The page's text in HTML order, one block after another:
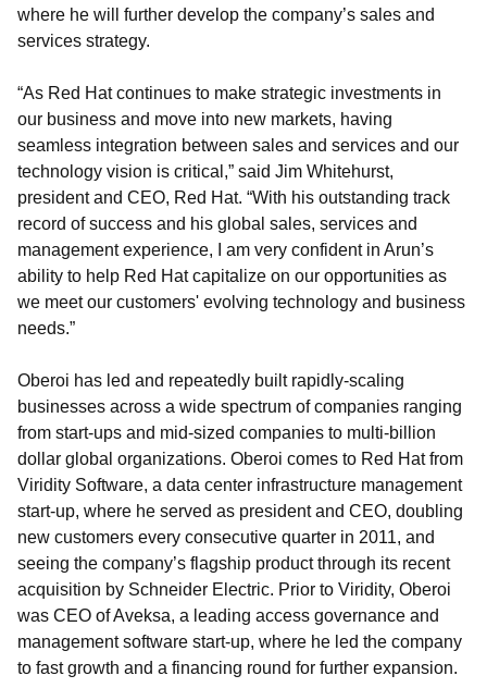
where he will further develop the company’s sales and
services strategy.
“As Red Hat continues to make strategic investments in
our business and move into new markets, having
seamless integration between sales and services and our
technology vision is critical,” said Jim Whitehurst,
president and CEO, Red Hat. “With his outstanding track
record of success and his global sales, services and
management experience, I am very confident in Arun’s
ability to help Red Hat capitalize on our opportunities as
we meet our customers' evolving technology and business
needs.”
Oberoi has led and repeatedly built rapidly-scaling
businesses across a wide spectrum of companies ranging
from start-ups and mid-sized companies to multi-billion
dollar global organizations. Oberoi comes to Red Hat from
Viridity Software, a data center infrastructure management
start-up, where he served as president and CEO, doubling
new customers every consecutive quarter in 2011, and
seeing the company’s flagship product through its recent
acquisition by Schneider Electric. Prior to Viridity, Oberoi
was CEO of Aveksa, a leading access governance and
management software start-up, where he led the company
to fast growth and a financing round for further expansion.